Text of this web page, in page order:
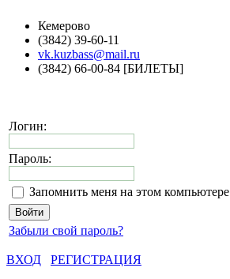
Кемерово
(3842) 39-60-11
vk.kuzbass@mail.ru
(3842) 66-00-84 [БИЛЕТЫ]
Логин:
Пароль:
Запомнить меня на этом компьютере
Забыли свой пароль?
ВХОД
РЕГИСТРАЦИЯ